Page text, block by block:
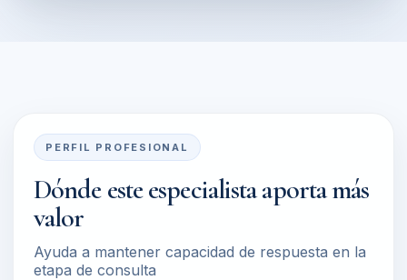
PERFIL PROFESIONAL
Dónde este especialista aporta más
valor
Ayuda a mantener capacidad de respuesta en la
etapa de consulta